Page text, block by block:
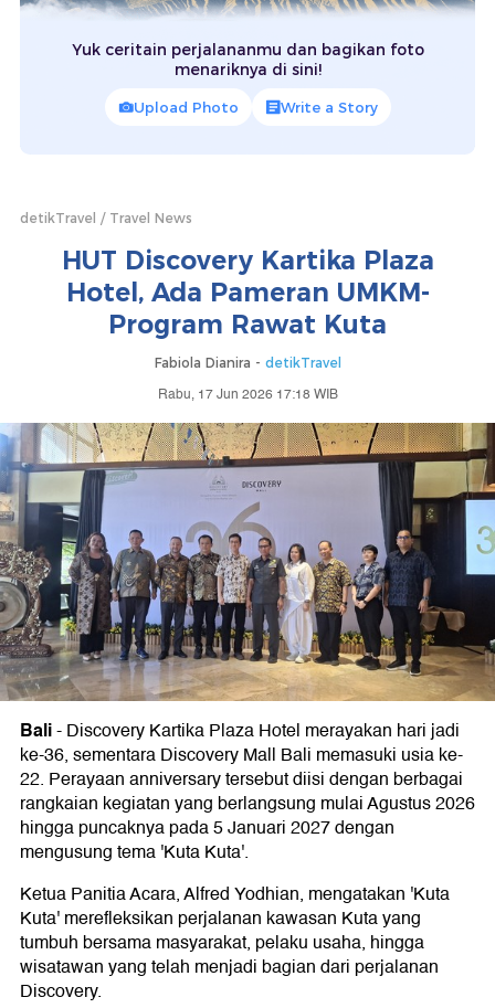
Yuk ceritain perjalananmu dan bagikan foto
menariknya di sini!
Upload Photo Write a Story
detikTravel Travel News
HUT Discovery Kartika Plaza
Hotel, Ada Pameran UMKM-
Program Rawat Kuta
Fabiola Dianira - detikTravel
Rabu, 17 Jun 2026 17:18 WIB
Bali-Discovery Kartika Plaza Hotel merayakan hari jadi
ke-36, sementara Discovery Mall Bali memasuki usia ke-
22. Perayaan anniversary tersebut diisi dengan berbagai
rangkaian kegiatan yang berlangsung mulai Agustus 2026
hingga puncaknya pada 5 Januari 2027 dengan
mengusung tema 'Kuta Kuta'.
Ketua Panitia Acara, Alfred Yodhian, mengatakan 'Kuta
Kuta' merefleksikan perjalanan kawasan Kuta yang
tumbuh bersama masyarakat, pelaku usaha, hingga
wisatawan yang telah menjadi bagian dari perjalanan
Discovery.